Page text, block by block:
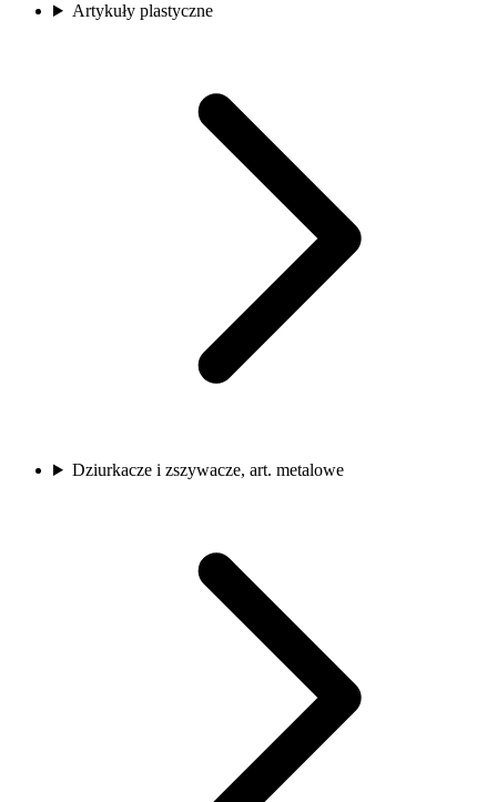
Artykuły plastyczne
Dziurkacze i zszywacze, art. metalowe